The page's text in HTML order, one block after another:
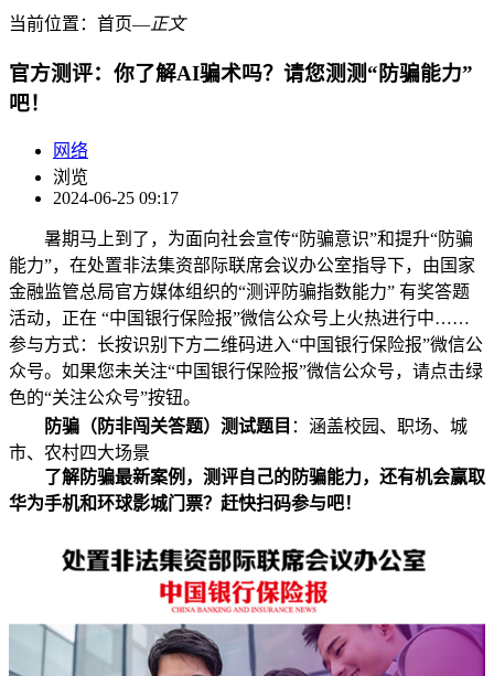
当前位置： 首页―正文
官方测评：你了解AI骗术吗？请您测测“防骗能力”
吧！
网络
浏览
2024-06-25 09:17
暑期马上到了，为面向社会宣传“防骗意识”和提升“防骗
能力”，在处置非法集资部际联席会议办公室指导下，由国家
金融监管总局官方媒体组织的“测评防骗指数能力” 有奖答题
活动，正在 “中国银行保险报”微信公众号上火热进行中……
参与方式：长按识别下方二维码进入“中国银行保险报”微信公
众号。如果您未关注“中国银行保险报”微信公众号，请点击绿
色的“关注公众号”按钮。
防骗（防非闯关答题）测试题目 ：涵盖校园、职场、城
市、农村四大场景
了解防骗最新案例，测评自己的防骗能力，还有机会赢取
华为手机和环球影城门票？赶快扫码参与吧！